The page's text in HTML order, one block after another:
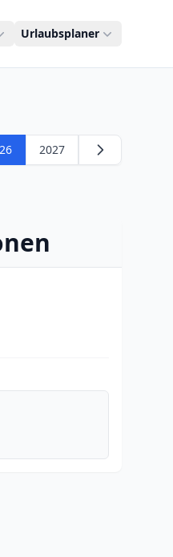
Urlaubsplaner
2027